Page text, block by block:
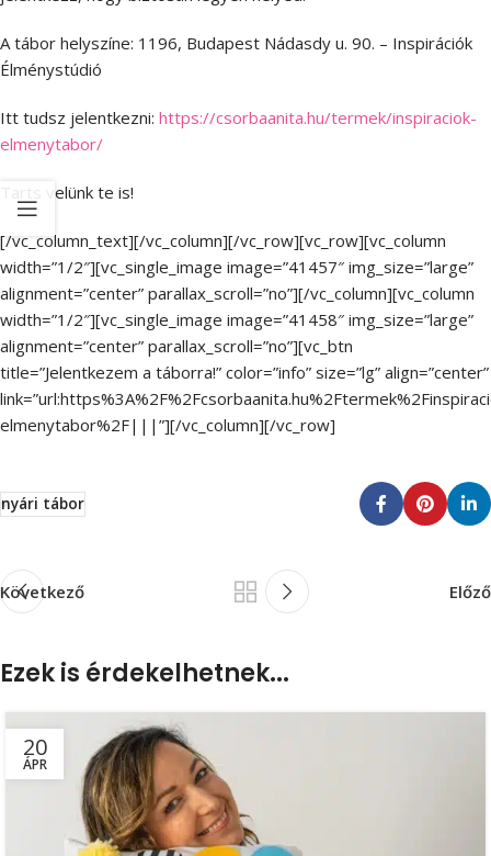
A tábor helyszíne: 1196, Budapest Nádasdy u. 90. – Inspirációk
Élménystúdió
Itt tudsz jelentkezni: https://csorbaanita.hu/termek/inspiraciok-
elmenytabor/
Tarts velünk te is!
[/vc_column_text][/vc_column][/vc_row][vc_row][vc_column
width=”1/2″][vc_single_image image=”41457″ img_size=”large”
alignment=”center” parallax_scroll=”no”][/vc_column][vc_column
width=”1/2″][vc_single_image image=”41458″ img_size=”large”
alignment=”center” parallax_scroll=”no”][vc_btn
title=”Jelentkezem a táborra!” color=”info” size=”lg” align=”center”
elmenytabor%2F|||”][/vc_column][/vc_row]
nyári tábor
Következő Előző
Ezek is érdekelhetnek...
20
ÁPR